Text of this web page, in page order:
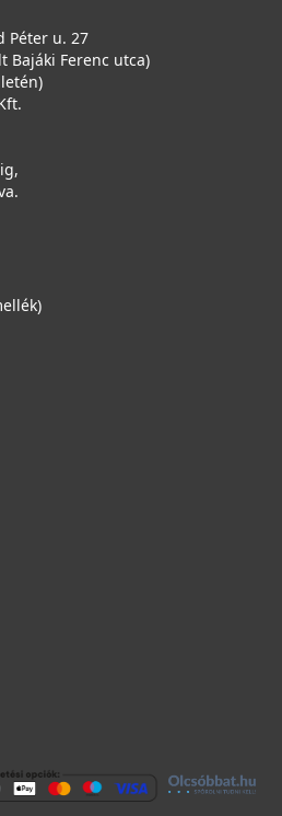
NA100 - 55x110
6 990 Ft
Péter u. 27
Bajáki Ferenc utca)